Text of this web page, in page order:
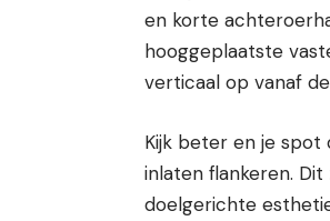
en korte
hooggeplaatste
verticaal op vanaf
Kijk beter en je
inlaten flankeren.
doelgerichte